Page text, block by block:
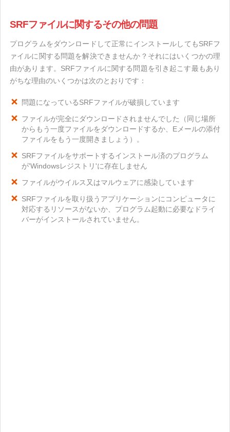
SRFファイルに関するその他の問題
プログラムをダウンロードして正常にインストールしてもSRFフ
ァイルに関する問題を解決できませんか？それにはいくつかの理
由があります。SRFファイルに関する問題を引き起こす最もあり
がちな理由のいくつかは次のとおりです：
問題になっているSRFファイルが破損しています
ファイルが完全にダウンロードされませんでした（同じ場所
からもう一度ファイルをダウンロードするか、Eメールの添付
ファイルをもう一度開きましょう）。
SRFファイルをサポートするインストール済のプログラム
が'Windowsレジストリ'に存在しません
ファイルがウイルス又はマルウェアに感染しています
SRFファイルを取り扱うアプリケーションにコンピュータに
対応するリソースがないか、プログラム起動に必要なドライ
バーがインストールされていません。